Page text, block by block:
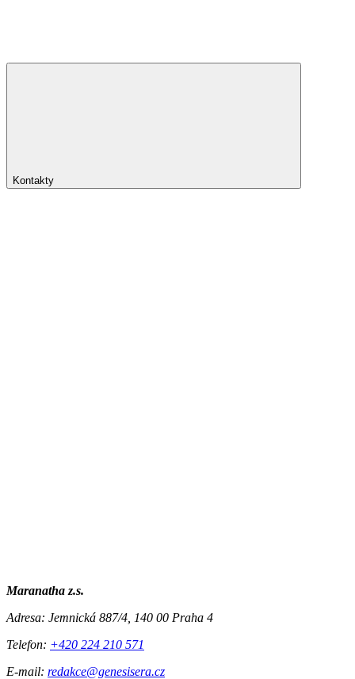
Kontakty
Maranatha z.s.
Adresa: Jemnická 887/4, 140 00 Praha 4
Telefon: +420 224 210 571
E-mail: redakce@genesisera.cz